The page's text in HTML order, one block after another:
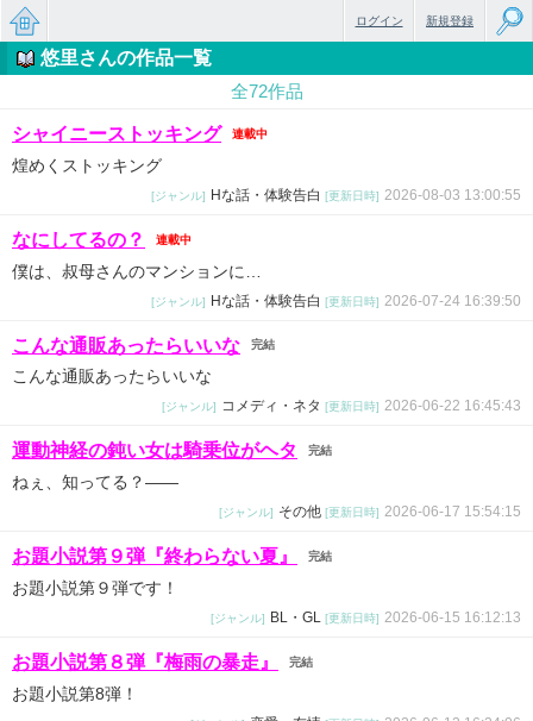
無料で
るちょ
人のケ
ータイ
新規登録
ログイン
悠里さんの作品一覧
全72作品
シャイニーストッキング 連載中
煌めくストッキング
[ジャンル] Hな話・体験告白 [更新日時] 2026-08-03 13:00:55
なにしてるの？ 連載中
僕は、叔母さんのマンションに…
[ジャンル] Hな話・体験告白 [更新日時] 2026-07-24 16:39:50
こんな通販あったらいいな 完結
こんな通販あったらいいな
[ジャンル] コメディ・ネタ [更新日時] 2026-06-22 16:45:43
運動神経の鈍い女は騎乗位がヘタ 完結
ねぇ、知ってる？――
[ジャンル] その他 [更新日時] 2026-06-17 15:54:15
お題小説第９弾『終わらない夏』 完結
お題小説第９弾です！
[ジャンル] BL・GL [更新日時] 2026-06-15 16:12:13
お題小説第８弾『梅雨の暴走』 完結
お題小説第8弾！